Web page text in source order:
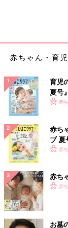
赤ちゃん・育
育児
夏号
いっ
赤
赤ち
ブ 夏
く！
赤
赤ち
赤
お墓